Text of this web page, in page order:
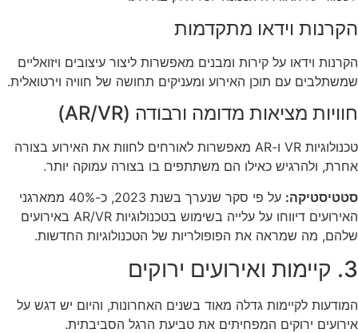
הקרנות וידאו מתקדמות
הקרנות וידאו על קירות ומבנים מאפשרות ליצור עיצובים ויזואליים
שמשתלבים עם תוכן האירוע ומעניקים תחושה של חוויה וירטואלית.
חוויות מציאות מדומה ורבודה (AR/VR)
טכנולוגיות VR ו-AR מאפשרות לאורחים לחוות את האירוע בצורה
אחרת, ולהרגיש כאילו הם משתתפים בו בצורה עמוקה יותר.
סטטיסטיקה:
על פי סקר שנערך בשנת 2023, כ-40% ממארגני
האירועים דיווחו על עלייה בשימוש בטכנולוגיות AR/VR באירועים
שלהם, מה שמראה את הפופולריות של הטכנולוגיות החדשות.
3. קיימות ואירועים ירוקים
המודעות לקיימות גדלה מאוד בשנים האחרונות, והיום יש דגש על
אירועים ירוקים המפחיתים את טביעת הרגל הסביבתית.